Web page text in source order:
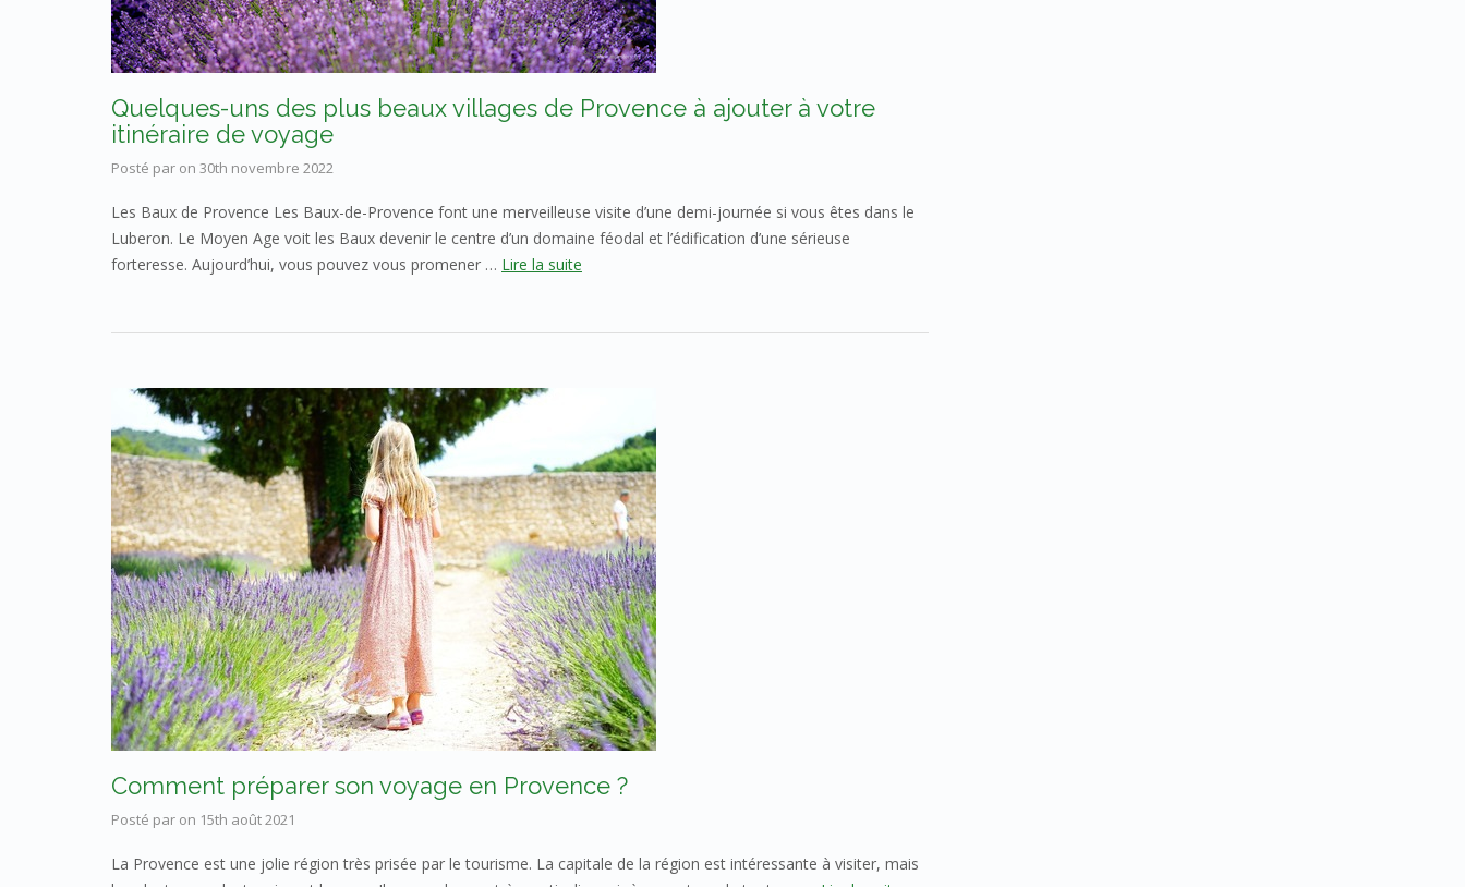
Quelques-uns des plus beaux villages de Provence à ajouter à votre
itinéraire de voyage
Posté par on 30th novembre 2022
Les Baux de Provence Les Baux-de-Provence font une merveilleuse visite d’une demi-journée si vous êtes dans le
Luberon. Le Moyen Age voit les Baux devenir le centre d’un domaine féodal et l’édification d’une sérieuse
forteresse. Aujourd’hui, vous pouvez vous promener … Lire la suite
Comment préparer son voyage en Provence ?
Posté par on 15th août 2021
La Provence est une jolie région très prisée par le tourisme. La capitale de la région est intéressante à visiter, mais